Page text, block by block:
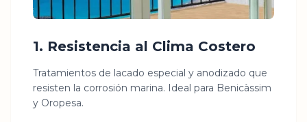
1. Resistencia al Clima Costero
Tratamientos de lacado especial y anodizado que
resisten la corrosión marina. Ideal para Benicàssim
y Oropesa.